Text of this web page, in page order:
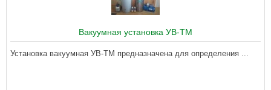
Вакуумная установка УВ-ТМ
Установка вакуумная УВ-ТМ предназначена для определения ...